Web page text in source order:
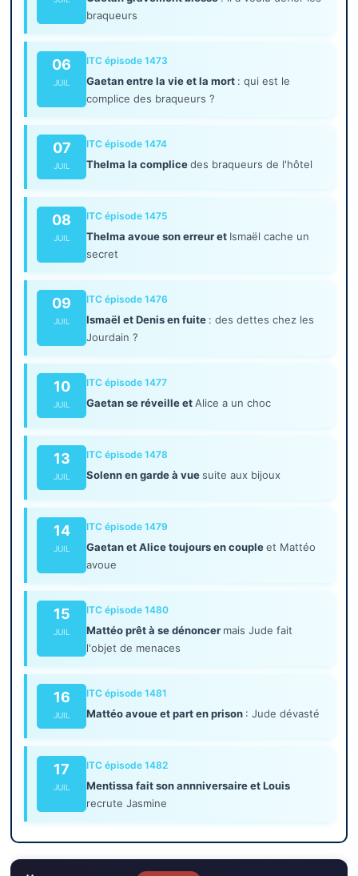
braqueurs
06
JUIL
ITC épisode 1473
Gaetan entre la vie et la mort : qui est le
complice des braqueurs ?
07
JUIL
ITC épisode 1474
Thelma la complicedes braqueurs de l'hôtel
08
JUIL
ITC épisode 1475
Thelma avoue son erreur et Ismaël cache un
secret
09
JUIL
ITC épisode 1476
Ismaël et Denis en fuite : des dettes chez les
Jourdain ?
10
JUIL
ITC épisode 1477
Gaetan se réveille et Alice a un choc
13
JUIL
ITC épisode 1478
Solenn en garde à vuesuite aux bijoux
14
JUIL
ITC épisode 1479
Gaetan et Alice toujours en coupleet Mattéo
avoue
15
JUIL
ITC épisode 1480
Mattéo prêt à se dénoncer mais Jude fait
l'objet de menaces
16
JUIL
ITC épisode 1481
Mattéo avoue et part en prison : Jude dévasté
17
JUIL
ITC épisode 1482
Mentissa fait son annniversaire et Louis
recrute Jasmine